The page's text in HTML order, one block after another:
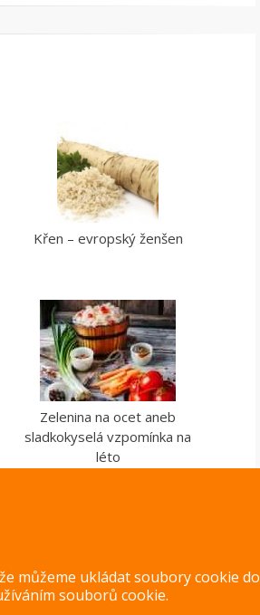
Křen – evropský ženšen
Zelenina na ocet aneb
sladkokyselá vzpomínka na
léto
můžeme ukládat soubory cookie do
souborů cookie.